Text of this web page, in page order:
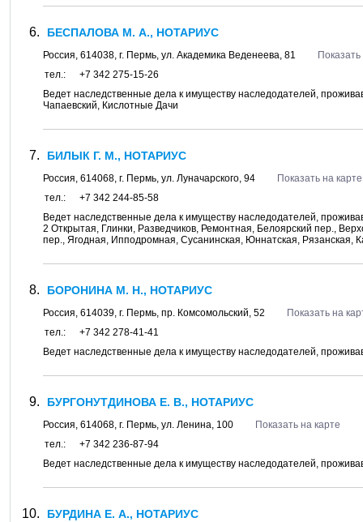
БЕСПАЛОВА М. А., НОТАРИУС
Россия, 614038, г. Пермь, ул. Академика Веденеева, 81
тел.:
+7 342 275-15-26
Ведет наследственные дела к имуществу наследодателей,
Чапаевский, Кислотные Дачи
БИЛЫК Г. М., НОТАРИУС
Россия, 614068, г. Пермь, ул. Луначарского, 94
Показать на карте
тел.:
+7 342 244-85-58
Ведет наследственные дела к имуществу наследодателей,
2 Открытая, Глинки, Разведчиков, Ремонтная, Белоярский пер.,
пер., Ягодная, Ипподромная, Сусанинская, Юннатская, Рязанская,
БОРОНИНА М. Н., НОТАРИУС
Россия, 614039, г. Пермь, пр. Комсомольский, 52
Показать на
тел.:
+7 342 278-41-41
Ведет наследственные дела к имуществу наследодателей,
БУРГОНУТДИНОВА Е. В., НОТАРИУС
Россия, 614068, г. Пермь, ул. Ленина, 100
Показать на карте
тел.:
+7 342 236-87-94
Ведет наследственные дела к имуществу наследодателей,
БУРДИНА Е. А., НОТАРИУС